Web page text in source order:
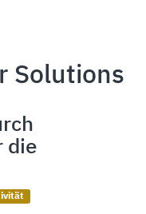
Solutions
die